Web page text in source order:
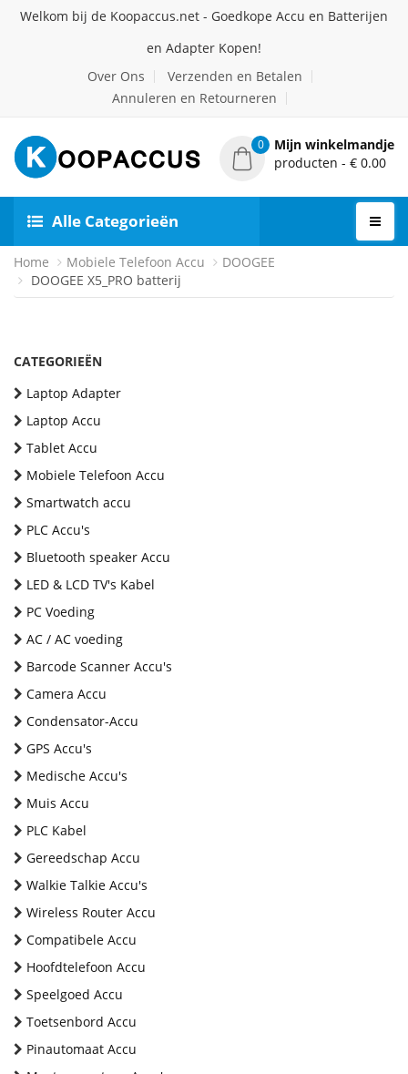
Welkom bij de Koopaccus.net - Goedkope Accu en Batterijen
en Adapter Kopen!
Over Ons
Verzenden en Betalen
Annuleren en Retourneren
0
Mijn winkelmandje
producten - € 0.00
Alle Categorieën
Home Mobiele Telefoon Accu
DOOGEE
DOOGEE X5_PRO batterij
CATEGORIEËN
Laptop Adapter
Laptop Accu
Tablet Accu
Mobiele Telefoon Accu
Smartwatch accu
PLC Accu's
Bluetooth speaker Accu
LED & LCD TV's Kabel
PC Voeding
AC / AC voeding
Barcode Scanner Accu's
Camera Accu
Condensator-Accu
GPS Accu's
Medische Accu's
Muis Accu
PLC Kabel
Gereedschap Accu
Walkie Talkie Accu's
Wireless Router Accu
Compatibele Accu
Hoofdtelefoon Accu
Speelgoed Accu
Toetsenbord Accu
Pinautomaat Accu